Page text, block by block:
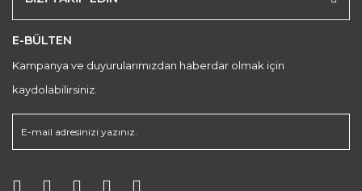
E-BÜLTEN
Kampanya ve duyurularımızdan haberdar olmak için
kaydolabilirsiniz.